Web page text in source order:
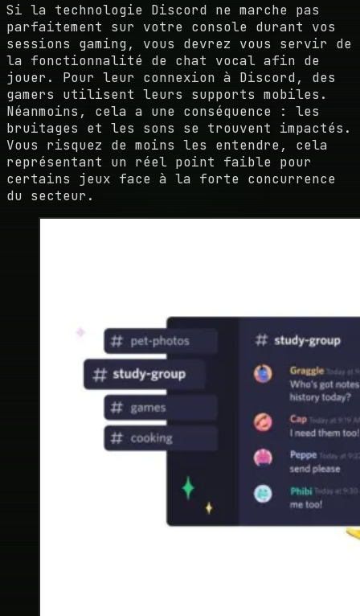
Si la technologie Discord ne marche pas
parfaitement sur votre console durant vos
sessions gaming, vous devrez vous servir de
la fonctionnalité de chat vocal afin de
jouer. Pour leur connexion à Discord, des
gamers utilisent leurs supports mobiles.
Néanmoins, cela a une conséquence : les
bruitages et les sons se trouvent impactés.
Vous risquez de moins les entendre, cela
représentant un réel point faible pour
certains jeux face à la forte concurrence
du secteur.